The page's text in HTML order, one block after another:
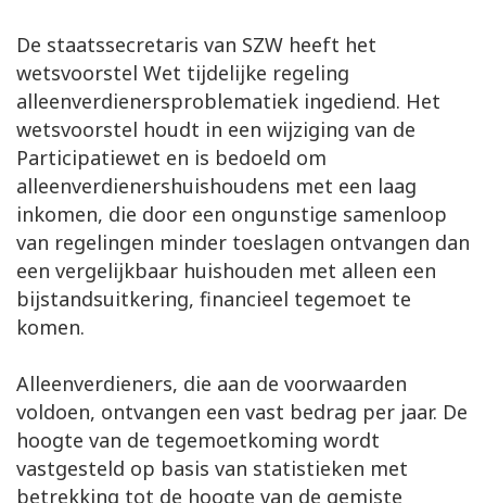
De staatssecretaris van SZW heeft het
wetsvoorstel Wet tijdelijke regeling
alleenverdienersproblematiek ingediend. Het
wetsvoorstel houdt in een wijziging van de
Participatiewet en is bedoeld om
alleenverdienershuishoudens met een laag
inkomen, die door een ongunstige samenloop
van regelingen minder toeslagen ontvangen dan
een vergelijkbaar huishouden met alleen een
bijstandsuitkering, financieel tegemoet te
komen.
Alleenverdieners, die aan de voorwaarden
voldoen, ontvangen een vast bedrag per jaar. De
hoogte van de tegemoetkoming wordt
vastgesteld op basis van statistieken met
betrekking tot de hoogte van de gemiste